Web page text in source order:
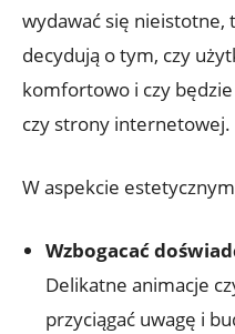
wydawać się nieistotne,
decydują o tym, czy
komfortowo i czy będzie
czy strony internetowej.
W aspekcie
Wzbogacać
Delikatne animacje
przyciągać uwagę i